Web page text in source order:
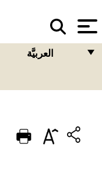
العربيَّة
PORTUGUÊS